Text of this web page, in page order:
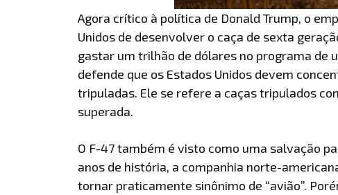
Agora crítico à política de Donald Trump, o
Unidos de desenvolver o caça de sexta
gastar um trilhão de dólares no programa de
defende que os Estados Unidos devem
tripuladas. Ele se refere a caças tripulados
superada.
O F-47 também é visto como uma salvação
anos de história, a companhia norte-
tornar praticamente sinônimo de “avião”.